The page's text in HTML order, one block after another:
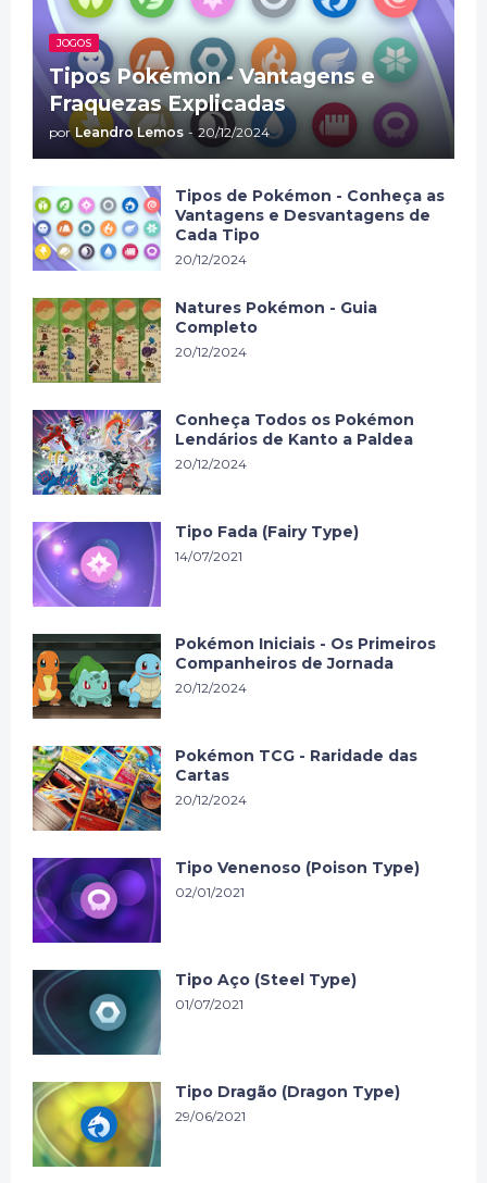
JOGOS
Tipos Pokémon - Vantagens e
Fraquezas Explicadas
por Leandro Lemos - 20/12/2024
Tipos de Pokémon - Conheça as
Vantagens e Desvantagens de
Cada Tipo
20/12/2024
Natures Pokémon - Guia
Completo
20/12/2024
Conheça Todos os Pokémon
Lendários de Kanto a Paldea
20/12/2024
Tipo Fada (Fairy Type)
14/07/2021
Pokémon Iniciais - Os Primeiros
Companheiros de Jornada
20/12/2024
Pokémon TCG - Raridade das
Cartas
20/12/2024
Tipo Venenoso (Poison Type)
02/01/2021
Tipo Aço (Steel Type)
01/07/2021
Tipo Dragão (Dragon Type)
29/06/2021